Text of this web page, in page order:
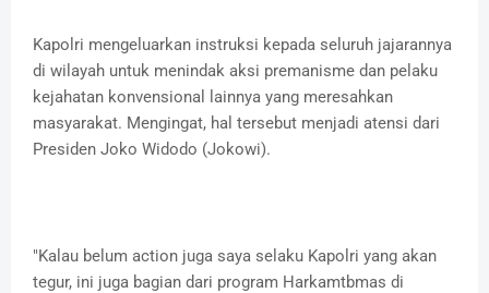
Kapolri mengeluarkan instruksi kepada seluruh jajarannya
di wilayah untuk menindak aksi premanisme dan pelaku
kejahatan konvensional lainnya yang meresahkan
masyarakat. Mengingat, hal tersebut menjadi atensi dari
Presiden Joko Widodo (Jokowi).
"Kalau belum action juga saya selaku Kapolri yang akan
tegur, ini juga bagian dari program Harkamtbmas di